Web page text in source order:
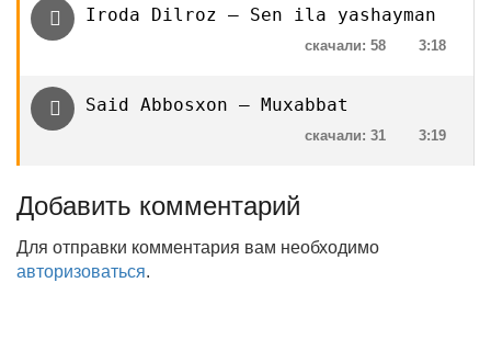
Iroda Dilroz — Sen ila yashayman
3:18
скачали: 58
Said Abbosxon — Muxabbat
3:19
скачали: 31
Добавить комментарий
Для отправки комментария вам необходимо
авторизоваться.